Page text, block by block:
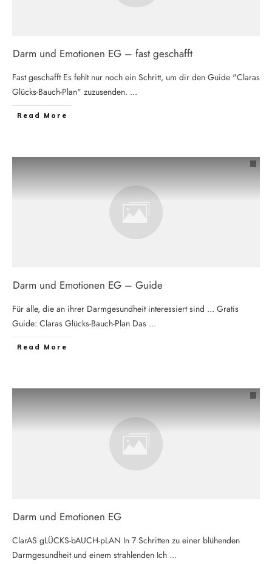
Darm und Emotionen EG – fast geschafft
Fast geschafft Es fehlt nur noch ein Schritt, um dir den Guide "​Claras
Glücks-Bauch-Plan" zuzusenden. ...
Read More
Darm und Emotionen EG – Guide
Für alle, die an ihrer Darmgesundheit interessiert sind ... Gratis
Guide: Claras Glücks-Bauch-Plan Das ...
Read More
Darm und Emotionen EG
ClarAS gLÜCKS-bAUCH-pLAN In 7 Schritten zu einer blühenden
Darmgesundheit und einem strahlenden Ich ...